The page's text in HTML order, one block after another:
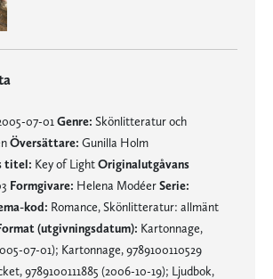
07-01 Genre: Skönlitteratur och
Översättare: Gunilla Holm
titel: Key of LightOriginalutgåvans
Formgivare: Helena ModéerSerie:
kod: Romance, Skönlitteratur: allmänt
(utgivningsdatum): Kartonnage,
07-01); Kartonnage, 9789100110529
9789100111885 (2006-10-19); Ljudbok,